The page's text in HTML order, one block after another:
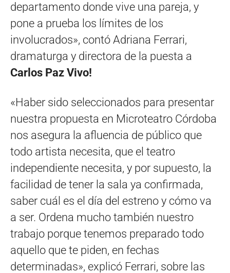
departamento donde vive una pareja, y
pone a prueba los límites de los
involucrados», contó Adriana Ferrari,
dramaturga y directora de la puesta a
Carlos Paz Vivo!
«Haber sido seleccionados para presentar
nuestra propuesta en Microteatro Córdoba
nos asegura la afluencia de público que
todo artista necesita, que el teatro
independiente necesita, y por supuesto, la
facilidad de tener la sala ya confirmada,
saber cuál es el día del estreno y cómo va
a ser. Ordena mucho también nuestro
trabajo porque tenemos preparado todo
aquello que te piden, en fechas
determinadas», explicó Ferrari, sobre las